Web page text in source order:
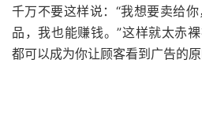
千万不要这样说： “我想要卖给
品，我也能赚钱。”这样就太赤裸
都可以成为你让顾客看到广告的原